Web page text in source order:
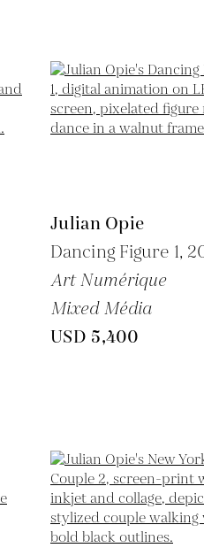
Julian Opie
Dancing Figure 1,
Art Numérique
Mixed Média
USD 5,400